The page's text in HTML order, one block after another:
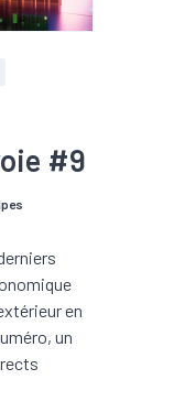
#9
en
un